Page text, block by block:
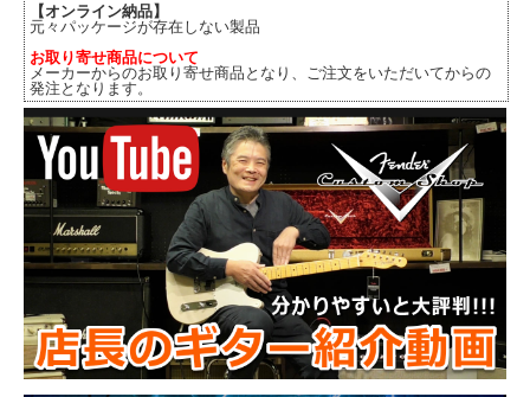
【オンライン納品】
元々パッケージが存在しない製品
お取り寄せ商品について
メーカーからのお取り寄せ商品となり、ご注文をいただいてからの
発注となります。